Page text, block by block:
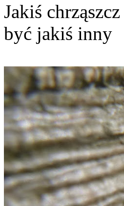
Jakiś
być jakiś inny